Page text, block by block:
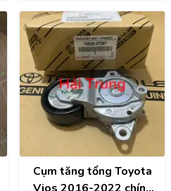
Cụm tăng tổng Toyota